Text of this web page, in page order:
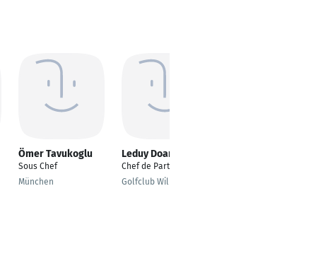
Ömer Tavukoglu
Sous Chef
München
Leduy Doan
Chef de Partie
Golfclub Wilkinghege